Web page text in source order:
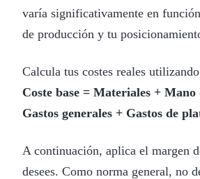
varía significativamente en
de producción y tu
Calcula tus costes reales
Coste base = Materiales + Mano
Gastos generales + Gastos de
A continuación, aplica el margen
desees. Como norma general, no